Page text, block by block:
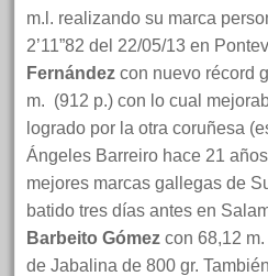
m.l. realizando su marca
2’11”82 del 22/05/13 en
Fernández con nuevo récord
m. (912 p.) con lo cual
logrado por la otra coruñesa
Ángeles Barreiro hace 21
mejores marcas gallegas de
batido tres días antes en
Barbeito Gómez con 68,12 m.
de Jabalina de 800 gr.